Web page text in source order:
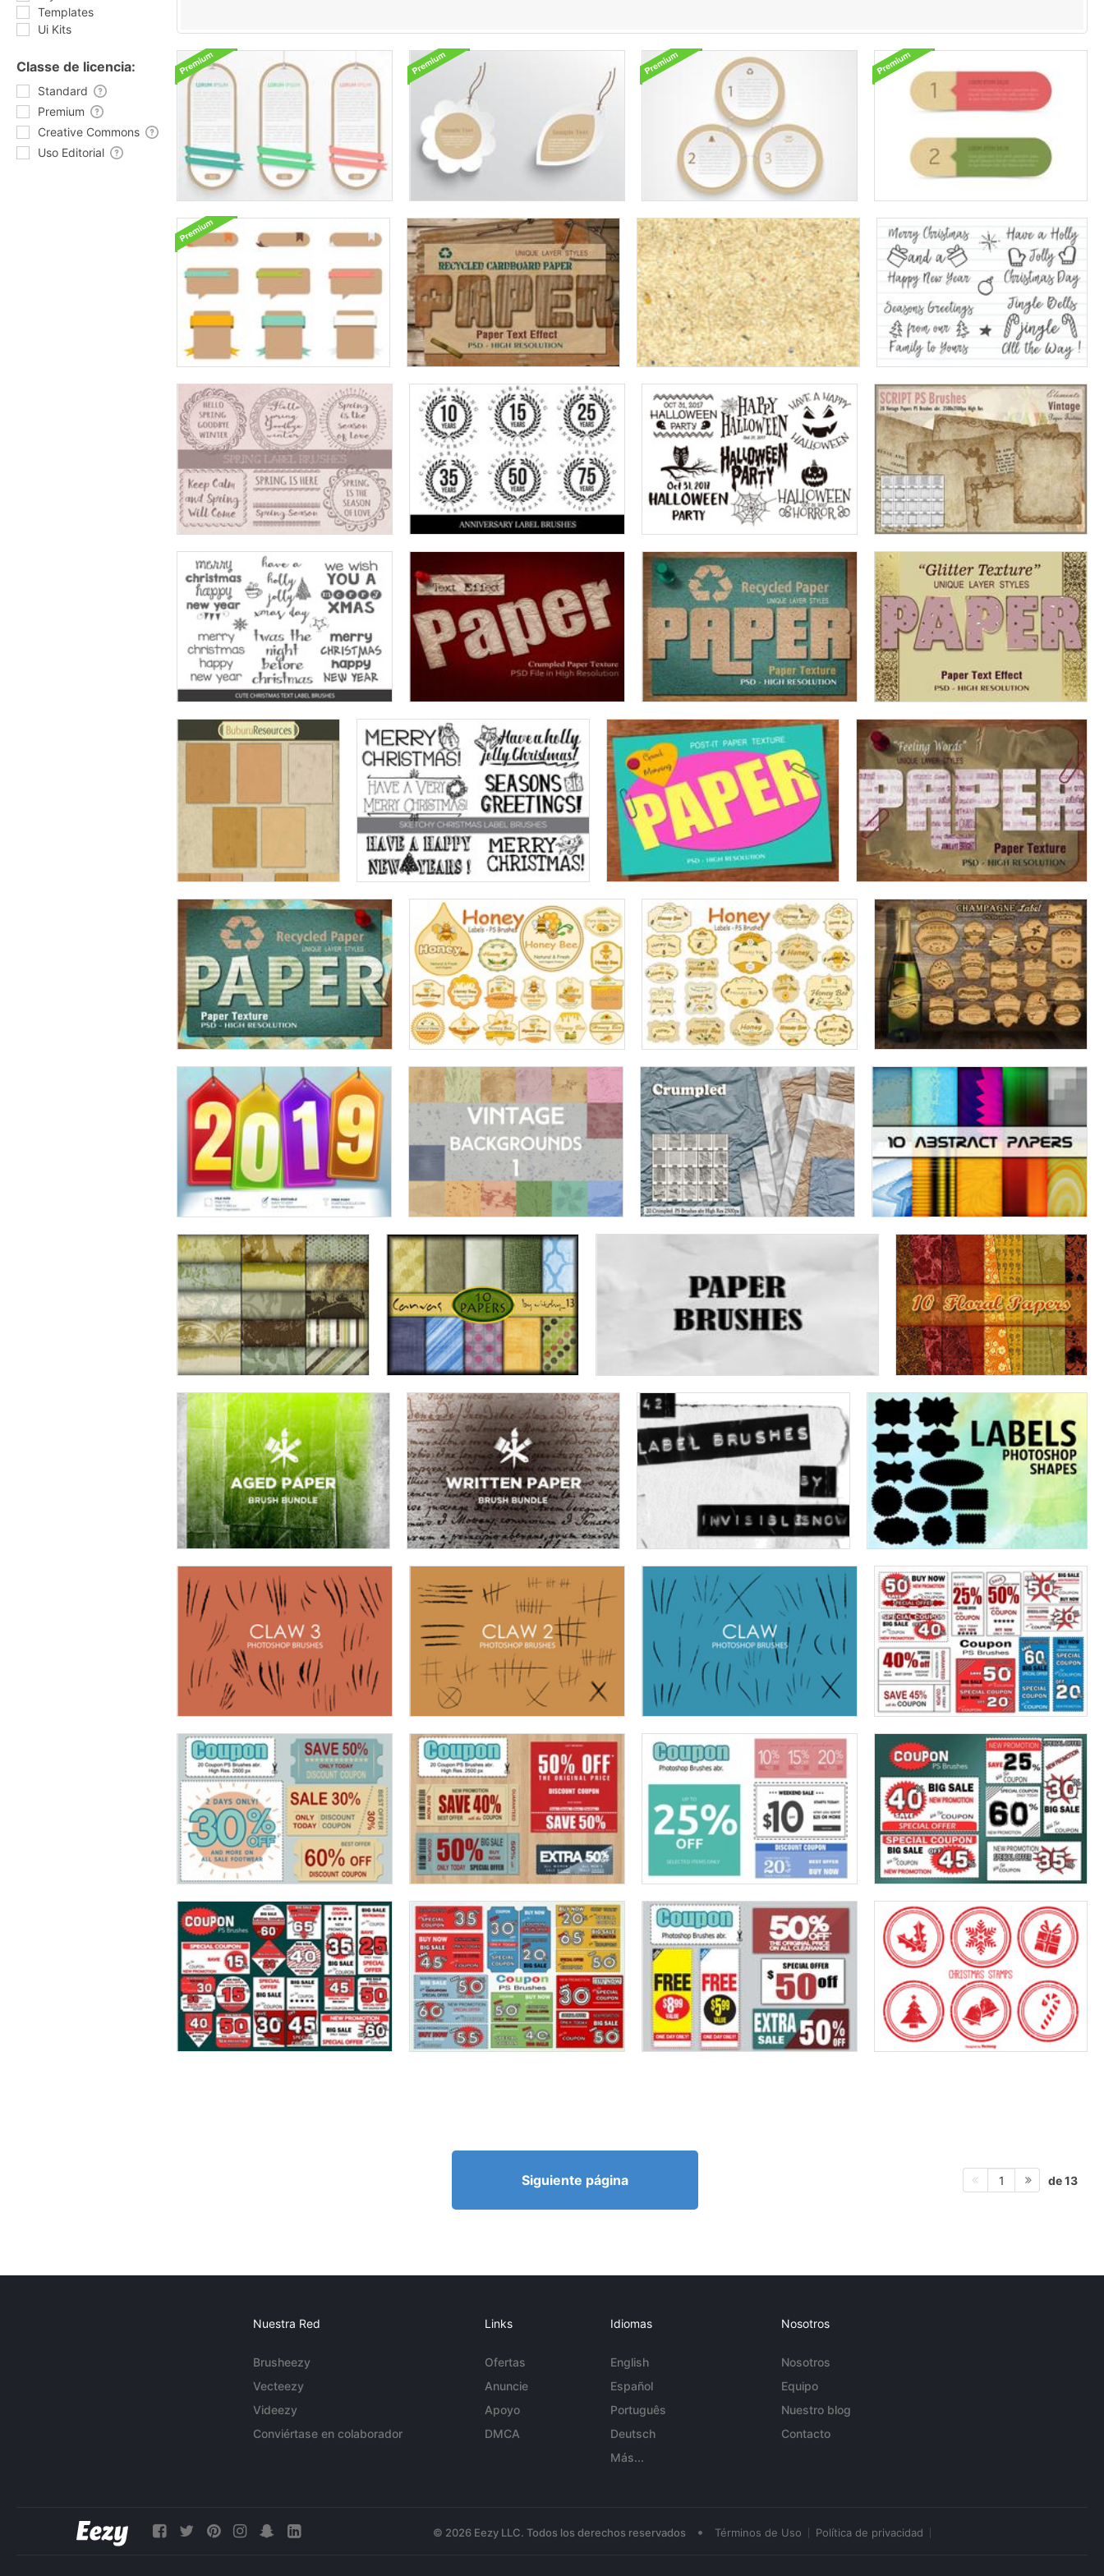
Templates
Ui Kits
Classe de licencia:
Standard
Premium
Creative Commons
Uso Editorial
Siguiente página 1 de 13
Nuestra Red
Brusheezy
Vecteezy
Videezy
Conviértase en colaborador
Links
Ofertas
Anuncie
Apoyo
DMCA
Idiomas
English
Español
Português
Deutsch
Más...
Nosotros
Nosotros
Equipo
Nuestro blog
Contacto
© 2026 Eezy LLC. Todos los derechos reservados • Términos de Uso Política de privacidad